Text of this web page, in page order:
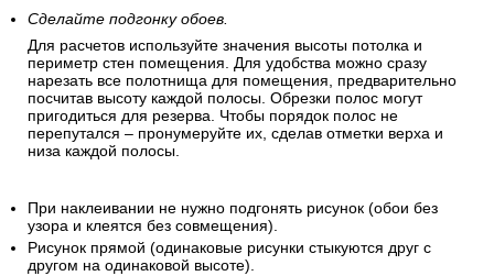
Сделайте подгонку обоев.
Для расчетов используйте значения высоты потолка и
периметр стен помещения. Для удобства можно сразу
нарезать все полотнища для помещения, предварительно
посчитав высоту каждой полосы. Обрезки полос могут
пригодиться для резерва. Чтобы порядок полос не
перепутался – пронумеруйте их, сделав отметки верха и
низа каждой полосы.
При наклеивании не нужно подгонять рисунок (обои без
узора и клеятся без совмещения).
Рисунок прямой (одинаковые рисунки стыкуются друг с
другом на одинаковой высоте).